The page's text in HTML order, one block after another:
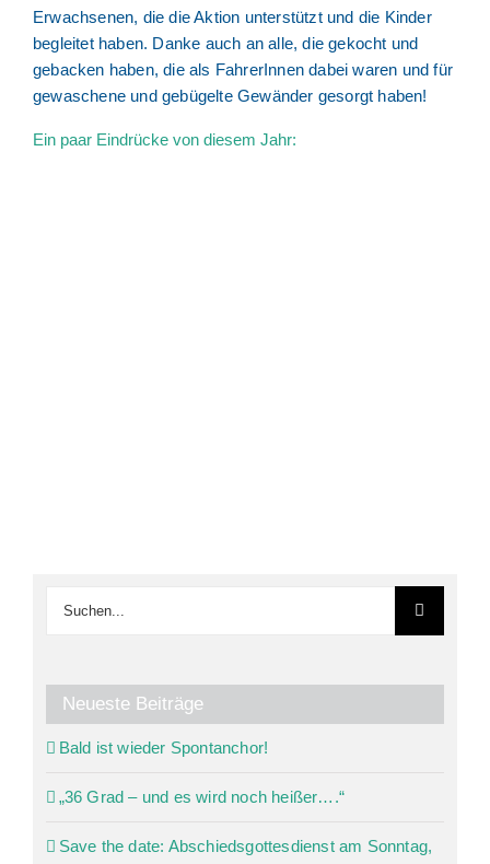
Erwachsenen, die die Aktion unterstützt und die Kinder
begleitet haben. Danke auch an alle, die gekocht und
gebacken haben, die als FahrerInnen dabei waren und für
gewaschene und gebügelte Gewänder gesorgt haben!
Ein paar Eindrücke von diesem Jahr:
Neueste Beiträge
Bald ist wieder Spontanchor!
„36 Grad – und es wird noch heißer….“
Save the date: Abschiedsgottesdienst am Sonntag,